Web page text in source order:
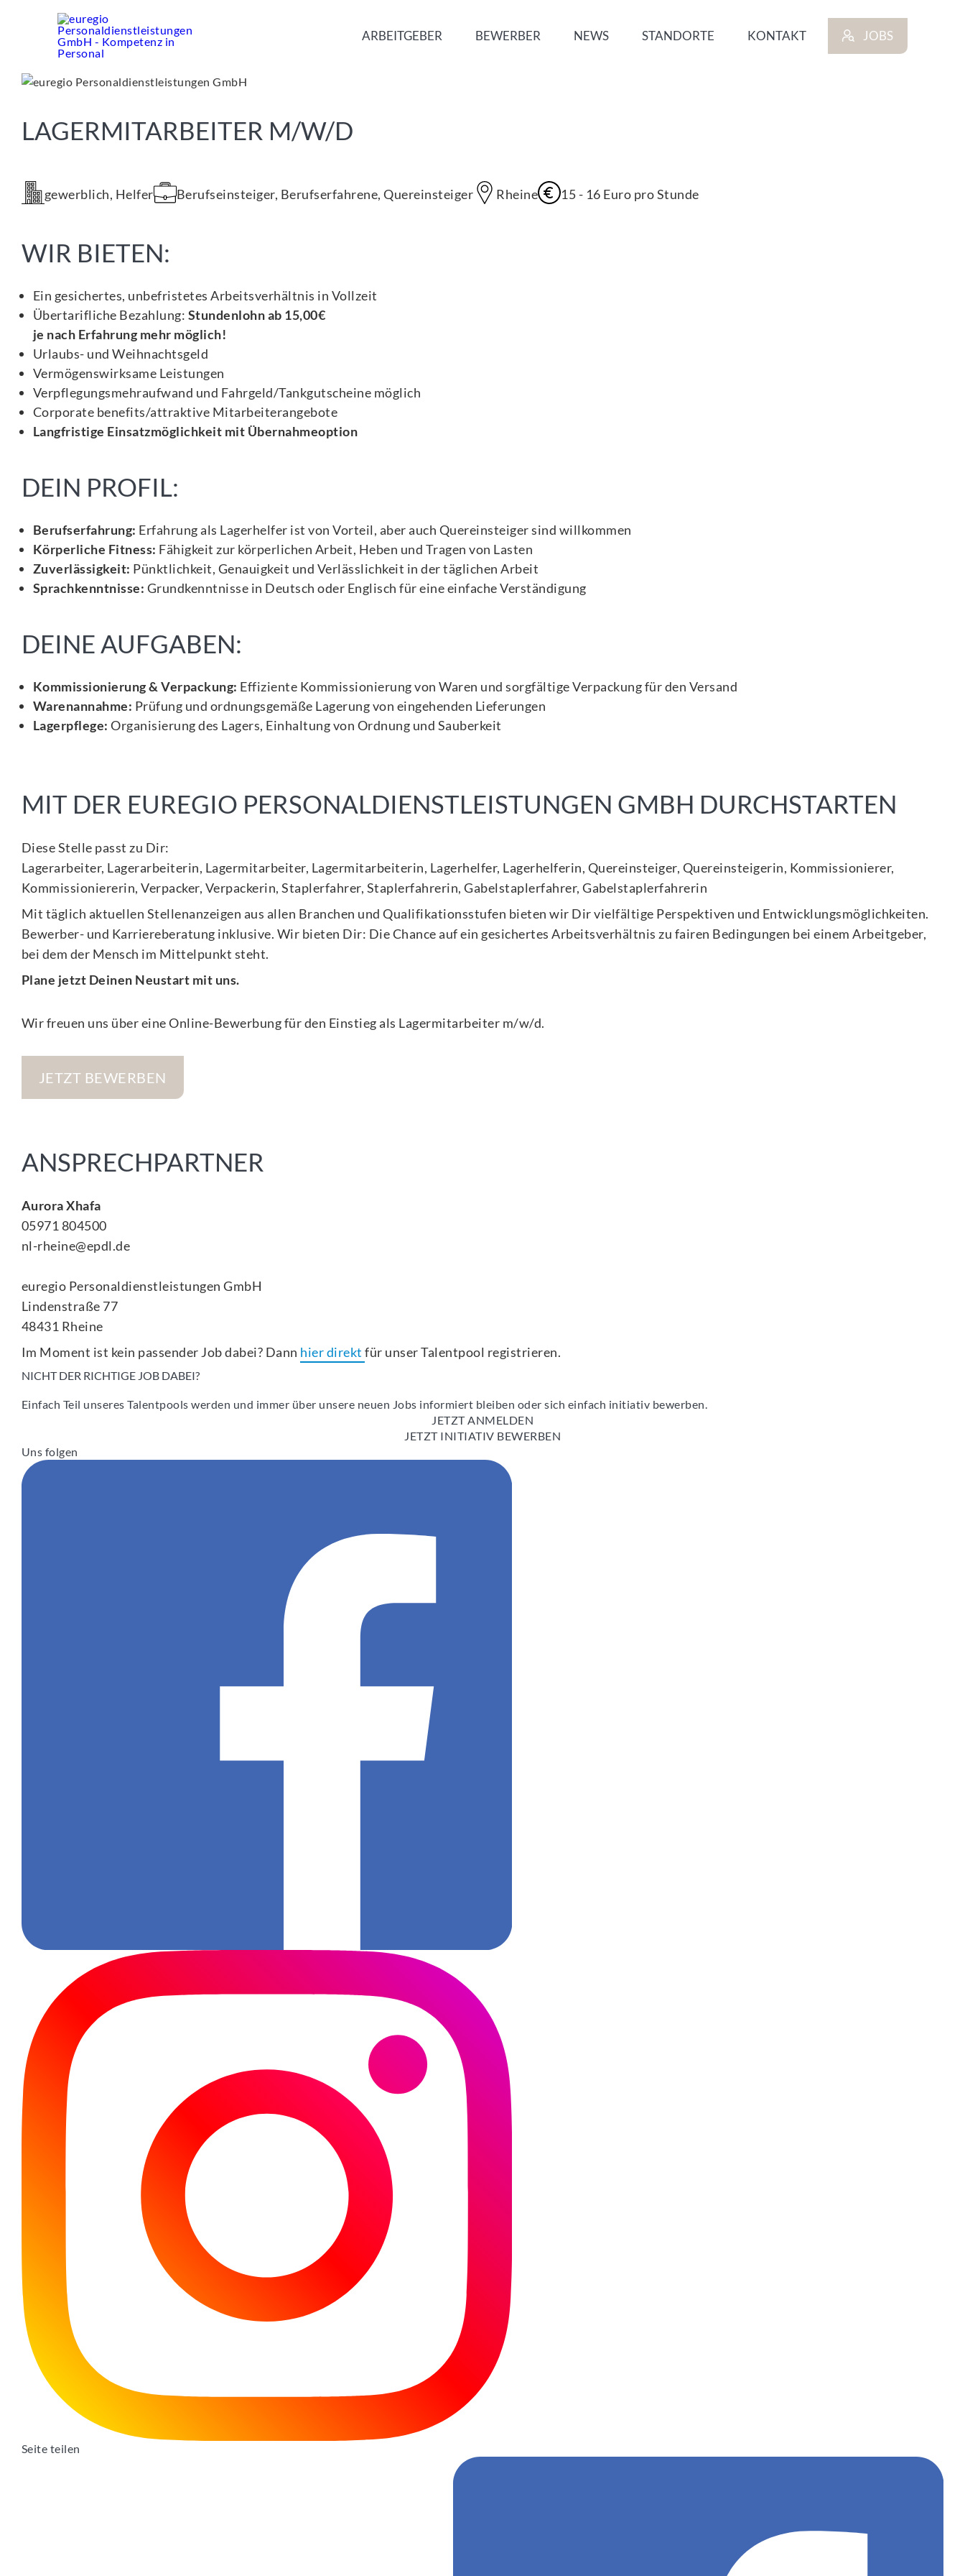
ARBEITGEBER BEWERBER NEWS STANDORTE KONTAKT JOBS
LAGERMITARBEITER M/W/D
gewerblich, Helfer Berufseinsteiger, Berufserfahrene, Quereinsteiger Rheine 15 - 16 Euro pro Stunde
WIR BIETEN:
Ein gesichertes, unbefristetes Arbeitsverhältnis in Vollzeit
Übertarifliche Bezahlung: Stundenlohn ab 15,00€
je nach Erfahrung mehr möglich!
Urlaubs- und Weihnachtsgeld
Vermögenswirksame Leistungen
Verpflegungsmehraufwand und Fahrgeld/Tankgutscheine möglich
Corporate benefits/attraktive Mitarbeiterangebote
Langfristige Einsatzmöglichkeit mit Übernahmeoption
DEIN PROFIL:
Berufserfahrung: Erfahrung als Lagerhelfer ist von Vorteil, aber auch Quereinsteiger sind willkommen
Körperliche Fitness: Fähigkeit zur körperlichen Arbeit, Heben und Tragen von Lasten
Zuverlässigkeit: Pünktlichkeit, Genauigkeit und Verlässlichkeit in der täglichen Arbeit
Sprachkenntnisse: Grundkenntnisse in Deutsch oder Englisch für eine einfache Verständigung
DEINE AUFGABEN:
Kommissionierung & Verpackung: Effiziente Kommissionierung von Waren und sorgfältige Verpackung für den Versand
Warenannahme: Prüfung und ordnungsgemäße Lagerung von eingehenden Lieferungen
Lagerpflege: Organisierung des Lagers, Einhaltung von Ordnung und Sauberkeit
MIT DER EUREGIO PERSONALDIENSTLEISTUNGEN GMBH DURCHSTARTEN
Diese Stelle passt zu Dir:
Lagerarbeiter, Lagerarbeiterin, Lagermitarbeiter, Lagermitarbeiterin, Lagerhelfer, Lagerhelferin, Quereinsteiger, Quereinsteigerin, Kommissionierer,
Kommissioniererin, Verpacker, Verpackerin, Staplerfahrer, Staplerfahrerin, Gabelstaplerfahrer, Gabelstaplerfahrerin
Mit täglich aktuellen Stellenanzeigen aus allen Branchen und Qualifikationsstufen bieten wir Dir vielfältige Perspektiven und Entwicklungsmöglichkeiten.
Bewerber- und Karriereberatung inklusive. Wir bieten Dir: Die Chance auf ein gesichertes Arbeitsverhältnis zu fairen Bedingungen bei einem Arbeitgeber,
bei dem der Mensch im Mittelpunkt steht.
Plane jetzt Deinen Neustart mit uns.
Wir freuen uns über eine Online-Bewerbung für den Einstieg als Lagermitarbeiter m/w/d.
JETZT BEWERBEN
ANSPRECHPARTNER
Aurora Xhafa
05971 804500
nl-rheine@epdl.de
euregio Personaldienstleistungen GmbH
Lindenstraße 77
48431 Rheine
Im Moment ist kein passender Job dabei? Dann hier direktfür unser Talentpool registrieren.
NICHT DER RICHTIGE JOB DABEI?
Einfach Teil unseres Talentpools werden und immer über unsere neuen Jobs informiert bleiben oder sich einfach initiativ bewerben.
JETZT ANMELDEN
JETZT INITIATIV BEWERBEN
Uns folgen
Seite teilen